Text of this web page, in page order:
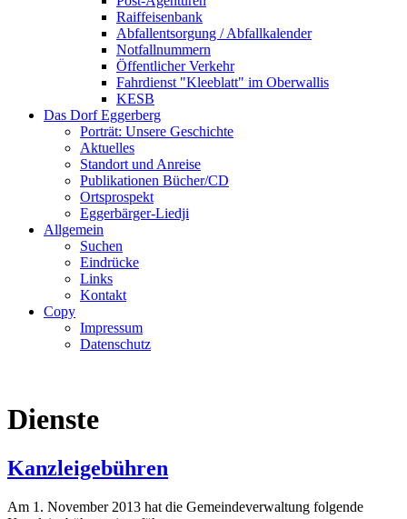
Raiffeisenbank
Abfallentsorgung / Abfallkalender
Notfallnummern
Öffentlicher Verkehr
Fahrdienst "Kleeblatt" im Oberwallis
KESB
Das Dorf Eggerberg
Porträt: Unsere Geschichte
Aktuelles
Standort und Anreise
Publikationen Bücher/CD
Ortsprospekt
Eggerbärger-Liedji
Allgemein
Suchen
Eindrücke
Links
Kontakt
Copy
Impressum
Datenschutz
Dienste
Kanzleigebühren
Am 1. November 2013 hat die Gemeindeverwaltung folgende